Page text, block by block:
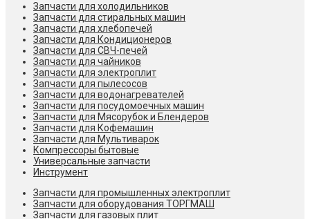
Запчасти для холодильников
Запчасти для стиральных машин
Запчасти для хлебопечей
Запчасти для Кондиционеров
Запчасти для СВЧ-печей
Запчасти для чайников
Запчасти для электроплит
Запчасти для пылесосов
Запчасти для водонагревателей
Запчасти для посудомоечных машин
Запчасти для Мясорубок и Блендеров
Запчасти для Кофемашин
Запчасти для Мультиварок
Компрессоры бытовые
Универсальные запчасти
Инструмент
Запчасти для промышленных электроплит
Запчасти для оборудования ТОРГМАШ
Запчасти для газовых плит